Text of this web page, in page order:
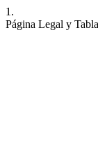
1.
Página Legal y